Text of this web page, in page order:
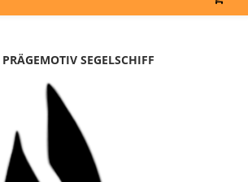
SEGELSCHIFF